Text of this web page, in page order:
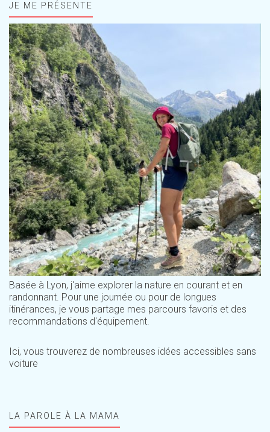
JE ME PRÉSENTE
Basée à Lyon, j'aime explorer la nature en courant et en
randonnant. Pour une journée ou pour de longues
itinérances, je vous partage mes parcours favoris et des
recommandations d'équipement.
Ici, vous trouverez de nombreuses idées accessibles sans
voiture
LA PAROLE À LA MAMA